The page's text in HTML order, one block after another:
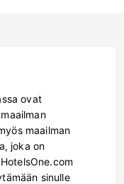
ovat
maailman
joka on
sinulle